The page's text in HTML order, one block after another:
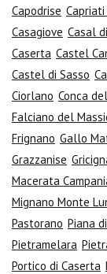
Capodrise
Casagiove Casal
Caserta Castel
Castel di Sasso
Ciorlano Conca
Falciano del
Frignano Gallo
Grazzanise
Macerata
Mignano Monte
Pastorano Piana
Pietramelara
Portico di Caserta